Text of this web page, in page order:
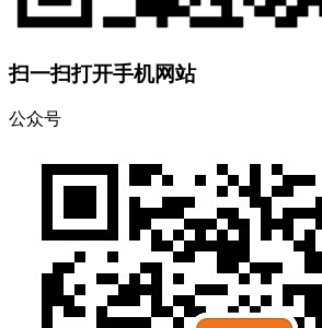
扫一扫打开手机网站
公众号